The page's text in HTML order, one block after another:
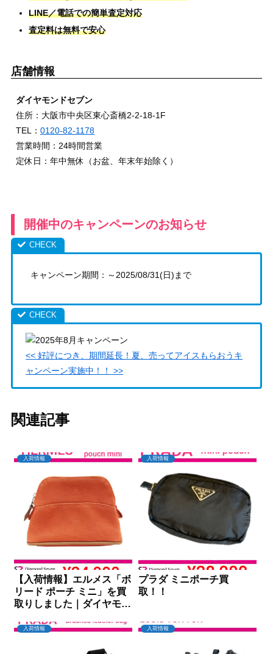
LINE／電話での簡単査定対応
査定料は無料で安心
店舗情報
ダイヤモンドセブン
住所：大阪市中央区東心斎橋2-2-18-1F
TEL：0120-82-1178
営業時間：24時間営業
定休日：年中無休（お盆、年末年始除く）
開催中のキャンペーンのお知らせ
キャンペーン期間：～2025/08/31(日)まで
<< 好評につき、期間延長！夏、売ってアイスもらおうキ
ャンペーン実施中！！ >>
関連記事
入荷情報
【入荷情報】エルメス「ボ
リード ポーチ ミニ」を買
取りしました｜ダイヤモン
入荷情報
プラダ ミニポーチ買
取！！
入荷情報 入荷情報